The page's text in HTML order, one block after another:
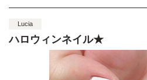
Lucia
ハロウィンネイル★